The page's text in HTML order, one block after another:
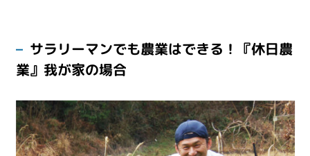
サラリーマンでも農業はできる！『休日農
業』我が家の場合